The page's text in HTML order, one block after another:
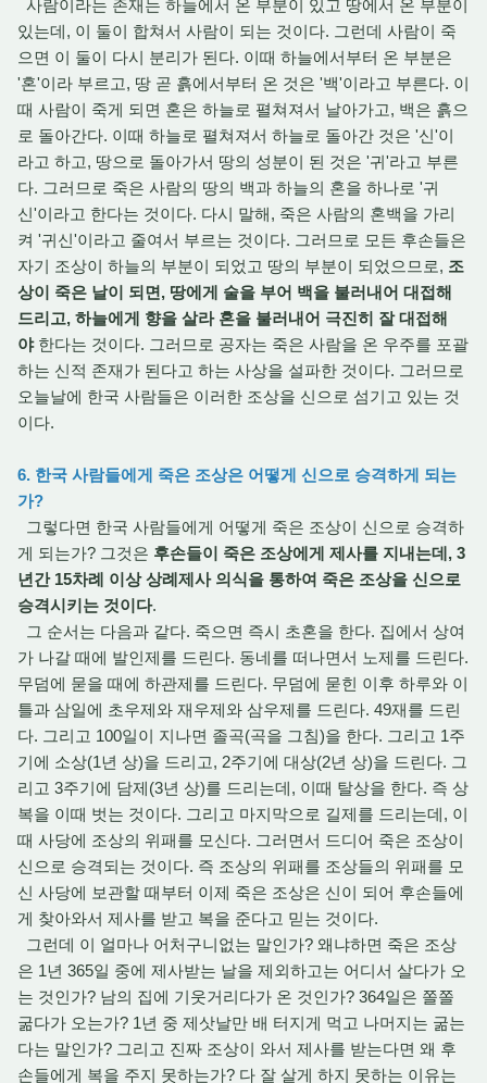
사람이라는 존재는 하늘에서 온 부분이 있고 땅에서 온 부분이
있는데, 이 둘이 합쳐서 사람이 되는 것이다. 그런데 사람이 죽
으면 이 둘이 다시 분리가 된다. 이때 하늘에서부터 온 부분은
'혼'이라 부르고, 땅 곧 흙에서부터 온 것은 '백'이라고 부른다. 이
때 사람이 죽게 되면 혼은 하늘로 펼쳐져서 날아가고, 백은 흙으
로 돌아간다. 이때 하늘로 펼쳐져서 하늘로 돌아간 것은 '신'이
라고 하고, 땅으로 돌아가서 땅의 성분이 된 것은 '귀'라고 부른
다. 그러므로 죽은 사람의 땅의 백과 하늘의 혼을 하나로 '귀
신'이라고 한다는 것이다. 다시 말해, 죽은 사람의 혼백을 가리
켜 '귀신'이라고 줄여서 부르는 것이다. 그러므로 모든 후손들은
자기 조상이 하늘의 부분이 되었고 땅의 부분이 되었으므로, 조
상이 죽은 날이 되면, 땅에게 술을 부어 백을 불러내어 대접해
드리고, 하늘에게 향을 살라 혼을 불러내어 극진히 잘 대접해
야한다는 것이다. 그러므로 공자는 죽은 사람을 온 우주를 포괄
하는 신적 존재가 된다고 하는 사상을 설파한 것이다. 그러므로
오늘날에 한국 사람들은 이러한 조상을 신으로 섬기고 있는 것
이다.
6. 한국 사람들에게 죽은 조상은 어떻게 신으로 승격하게 되는
가?
그렇다면 한국 사람들에게 어떻게 죽은 조상이 신으로 승격하
게 되는가? 그것은 후손들이 죽은 조상에게 제사를 지내는데, 3
년간 15차례 이상 상례제사 의식을 통하여 죽은 조상을 신으로
승격시키는 것이다.
그 순서는 다음과 같다. 죽으면 즉시 초혼을 한다. 집에서 상여
가 나갈 때에 발인제를 드린다. 동네를 떠나면서 노제를 드린다.
무덤에 묻을 때에 하관제를 드린다. 무덤에 묻힌 이후 하루와 이
틀과 삼일에 초우제와 재우제와 삼우제를 드린다. 49재를 드린
다. 그리고 100일이 지나면 졸곡(곡을 그침)을 한다. 그리고 1주
기에 소상(1년 상)을 드리고, 2주기에 대상(2년 상)을 드린다. 그
리고 3주기에 담제(3년 상)를 드리는데, 이때 탈상을 한다. 즉 상
복을 이때 벗는 것이다. 그리고 마지막으로 길제를 드리는데, 이
때 사당에 조상의 위패를 모신다. 그러면서 드디어 죽은 조상이
신으로 승격되는 것이다. 즉 조상의 위패를 조상들의 위패를 모
신 사당에 보관할 때부터 이제 죽은 조상은 신이 되어 후손들에
게 찾아와서 제사를 받고 복을 준다고 믿는 것이다.
그런데 이 얼마나 어처구니없는 말인가? 왜냐하면 죽은 조상
은 1년 365일 중에 제사받는 날을 제외하고는 어디서 살다가 오
는 것인가? 남의 집에 기웃거리다가 온 것인가? 364일은 쫄쫄
굶다가 오는가? 1년 중 제삿날만 배 터지게 먹고 나머지는 굶는
다는 말인가? 그리고 진짜 조상이 와서 제사를 받는다면 왜 후
손들에게 복을 주지 못하는가? 다 잘 살게 하지 못하는 이유는